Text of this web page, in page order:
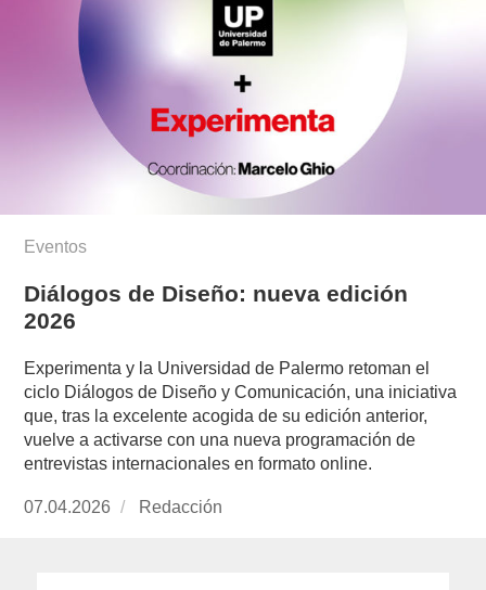
Eventos
Diálogos de Diseño: nueva edición
2026
Experimenta y la Universidad de Palermo retoman el
ciclo Diálogos de Diseño y Comunicación, una iniciativa
que, tras la excelente acogida de su edición anterior,
vuelve a activarse con una nueva programación de
entrevistas internacionales en formato online.
Publicado
07.04.2026 https://www.experimenta.es/author/redaccion/
Redacción